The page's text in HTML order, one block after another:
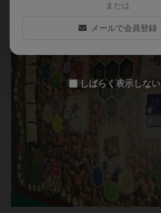
または
メールで会員登録
しばらく表示しない